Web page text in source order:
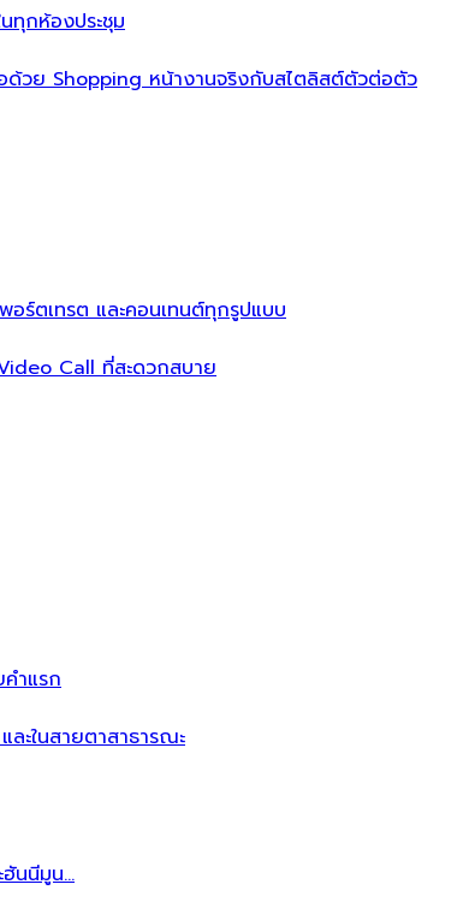
ทุกห้องประชุม
วย Shopping หน้างานจริงกับสไตลิสต์ตัวต่อตัว
ร์ตเทรต และคอนเทนต์ทุกรูปแบบ
Call ที่สะดวกสบาย
ำแรก
ะในสายตาสาธารณะ
ฮันนีมูน…